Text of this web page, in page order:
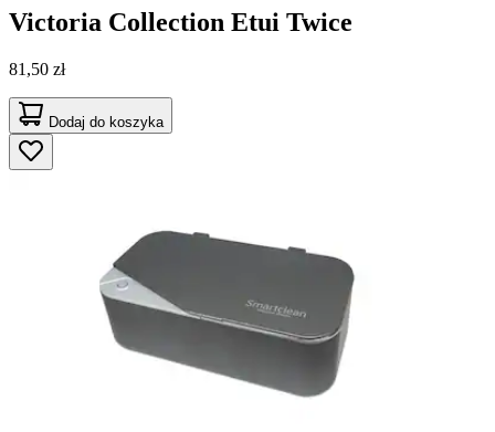
Victoria Collection Etui Twice
81,50 zł
Dodaj do koszyka